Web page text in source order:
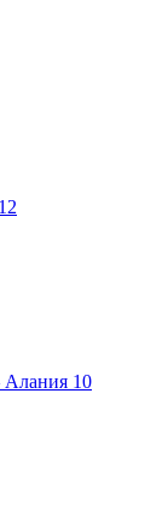
12
Алания 10